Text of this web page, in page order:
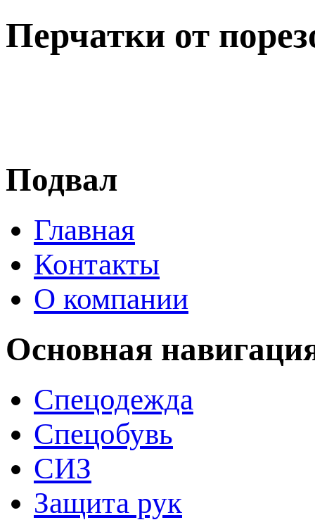
Перчатки от
Подвал
Главная
Контакты
О компании
Основная
Спецодежда
Спецобувь
СИЗ
Защита рук